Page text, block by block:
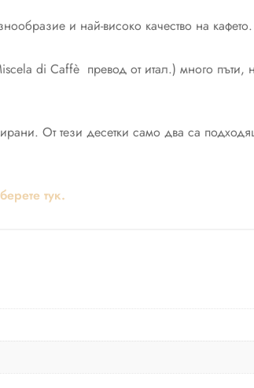
и най-високо качество на кафето.
di Caffè превод от итал.) много пъти,
От тези десетки само два са
тук.